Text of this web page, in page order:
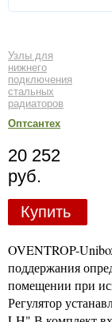
Узлы для
нижнего
подключения
стальных
радиаторов
Оптсантех
20 252
руб.
Купить
OVENTROP-
поддержания
помещении при
Регулятор